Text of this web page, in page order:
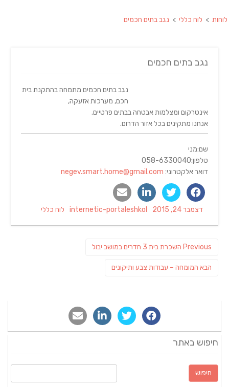
לוחות > לוח כללי > נגב בתים חכמים
נגב בתים חכמים
נגב בתים חכמים מתמחה בהתקנת בית
חכם, מערכות אזעקה,
אינטרקום ומצלמות אבטחה בבתים פרטיים.
אנחנו מתקינים בכל אזור הדרום.
שם:מני
טלפון:058-6330040
דואר אלקטרוני: negev.smart.home@gmail.com
Posted
דצמבר 24, 2015 Author
internetic-portaleshkol
Categories
לוח כללי
Previous
Previous
השכרת בית 3 חדרים במושב יבול
הבא פוסט
המומחה – עבודות צבע ותיקונים
חיפוש באתר
חיפוש: